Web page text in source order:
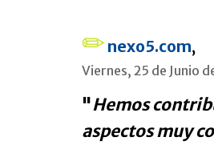
nexo5.com,
Viernes, 25 de Junio
"Hemos
aspectos muy